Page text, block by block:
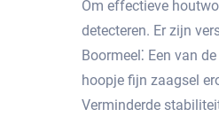
Om effectieve
detecteren.​ Er zijn
Boormeel⁚ Een van
hoopje fijn zaagsel
Verminderde